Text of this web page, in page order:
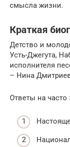
смысла жизни.
Краткая
Детство и
Усть-Джегута,
исполнителя
– Нина
Ответы на